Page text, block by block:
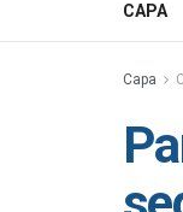
CAPA
Capa